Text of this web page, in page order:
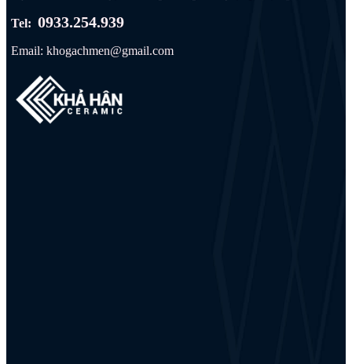
Tel:0933.254.939
Email: khogachmen@gmail.com